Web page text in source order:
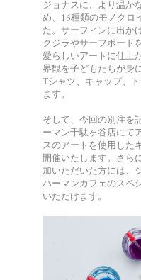
ジョナスに、より温か
め、16種類のモノクロ
た。サーフィンに出か
クジラやサーフボード
愛らしいアートに仕上
界観を子どもたちが身
Tシャツ、キャップ、
ます。
そして、今回の別注を
ーマン千駄ヶ谷店にて
スのアートを使用した
開催いたします。さら
加いただいた方には、
ハーマンカフェのスペ
いただけます。